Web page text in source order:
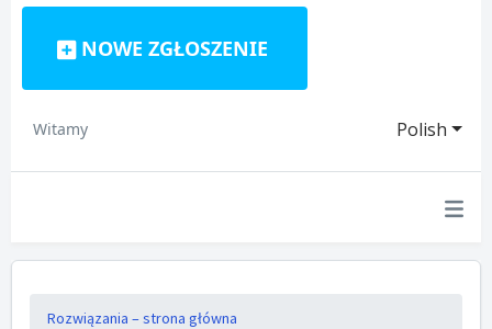
NOWE ZGŁOSZENIE
Polish
Witamy
Rozwiązania – strona główna